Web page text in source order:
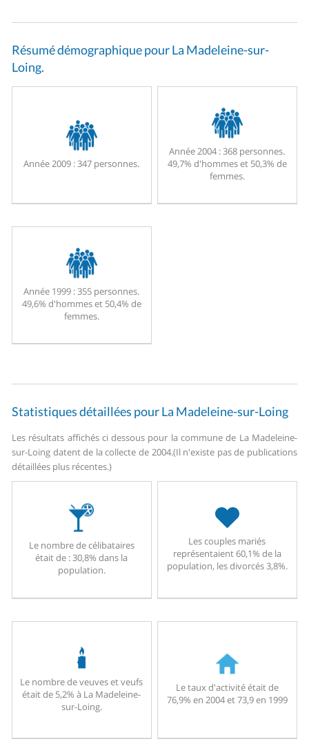
Résumé démographique pour La Madeleine-sur-
Loing.
Année 2009 :347 personnes.
Année 2004 :368 personnes.
49,7% d'hommes et 50,3% de
femmes.
Année 1999 :355 personnes.
49,6% d'hommes et 50,4% de
femmes.
Statistiques détaillées pour La Madeleine-sur-Loing
Les résultats affichés ci dessous pour la commune de La Madeleine-
sur-Loing datent de la collecte de 2004.(Il n'existe pas de publications
détaillées plus récentes.)
Le nombre de célibataires
était de : 30,8% dans la
population.
Les couples mariés
représentaient 60,1% de la
population, les divorcés 3,8%.
Le nombre de veuves et veufs
était de 5,2% à La Madeleine-
sur-Loing.
Le taux d'activité était de
76,9% en 2004 et 73,9 en 1999